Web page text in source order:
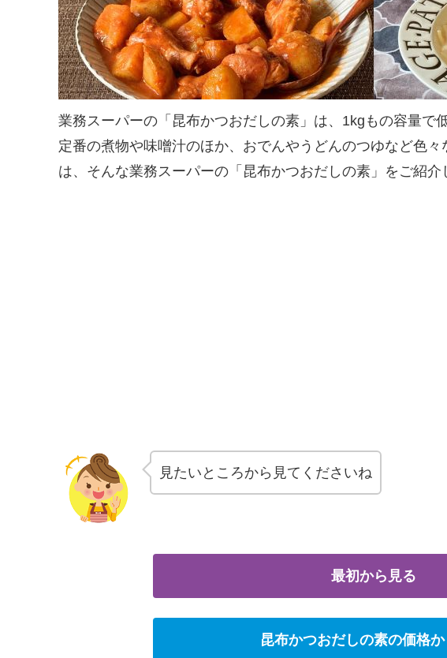
業務スーパーの「昆布かつおだしの素」は、1kgもの容量で
定番の煮物や味噌汁のほか、おでんやうどんのつゆなど色
は、そんな業務スーパーの「昆布かつおだしの素」をご紹介
見たいところから見てくださいね
最初から見る
昆布かつおだしの素の価格